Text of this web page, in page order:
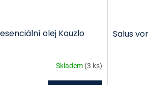
olej Kouzlo
Skladem (3 ks)
Salus